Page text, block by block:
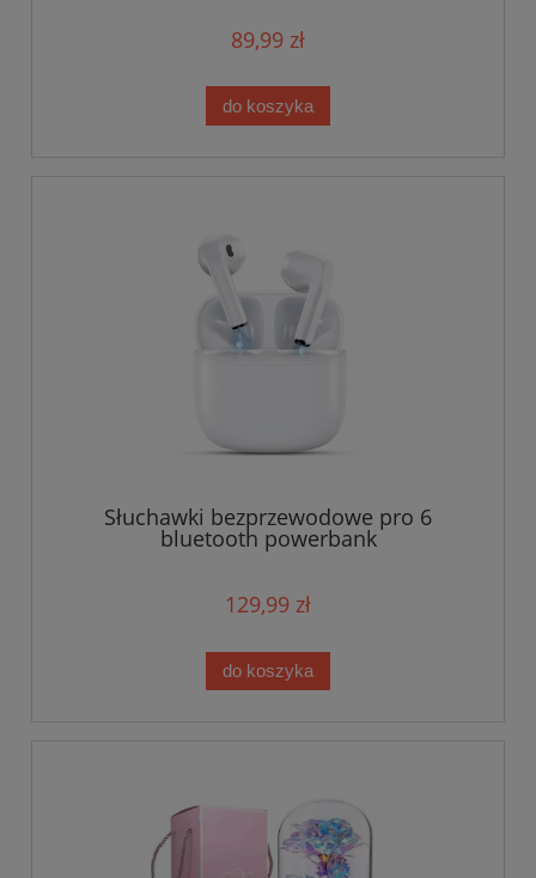
89,99 zł
do koszyka
Słuchawki bezprzewodowe pro 6
bluetooth powerbank
129,99 zł
do koszyka